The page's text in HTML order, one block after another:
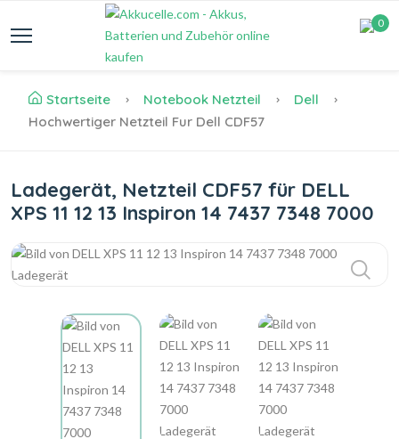
0
Startseite Notebook Netzteil
Dell
Hochwertiger Netzteil Fur Dell CDF57
Ladegerät, Netzteil CDF57 für DELL
XPS 11 12 13 Inspiron 14 7437 7348 7000